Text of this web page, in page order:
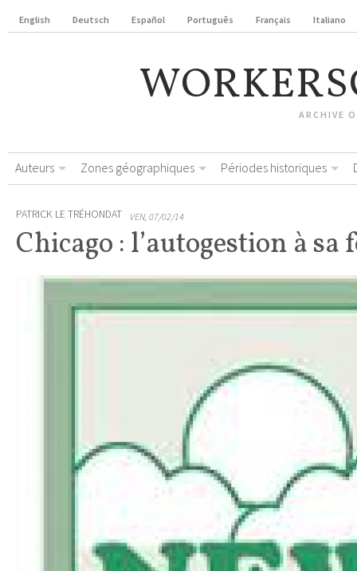
English Deutsch Español Português Français Italiano
ARCHIVE
Auteurs Zones géographiques Périodes historiques
PATRICK LE TRÉHONDAT VEN, 07/02/14
Chicago : l’autogestion à sa